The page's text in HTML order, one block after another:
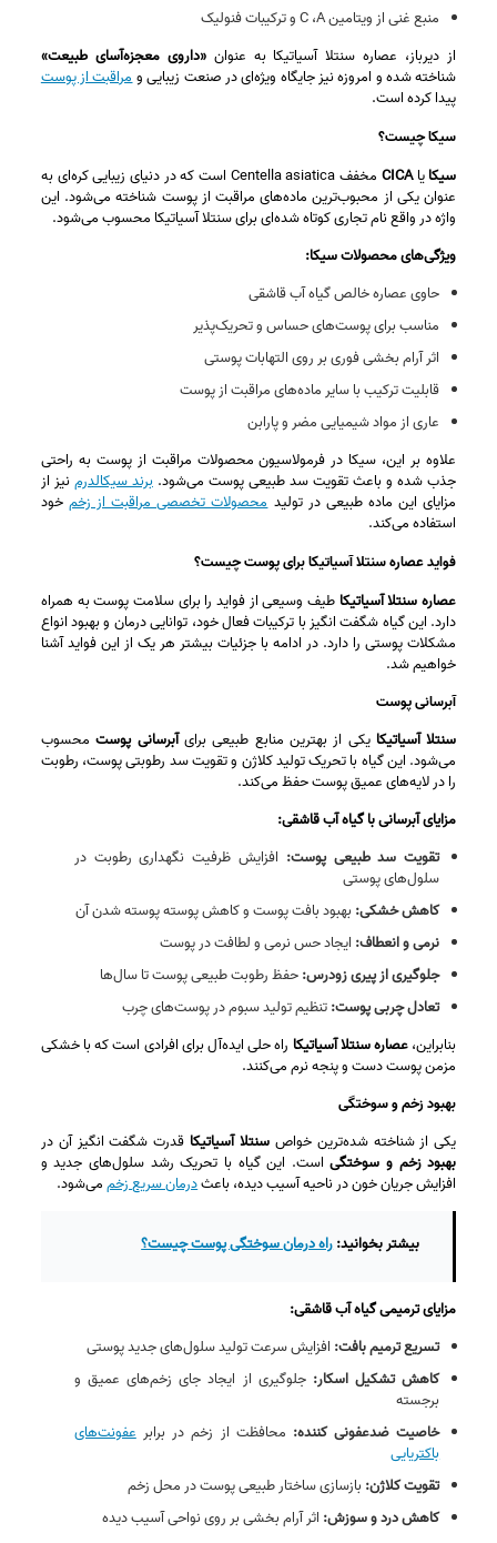
منبع غنی از ویتامین C ،A و ترکیبات فنولیک
از دیرباز، عصاره سنتلا آسیاتیکا به عنوان«داروی معجزه‌آسای طبیعت»
شناخته شده و امروزه نیز جایگاه ویژه‌ای در صنعت زیبایی ومراقبت از پوست
پیدا کرده است.
سیکا چیست؟
سیکایاCICA
مخفف Centella asiatica است که در دنیای زیبایی کره‌ای به
عنوان یکی از محبوب‌ترین ماده‌های مراقبت از پوست شناخته می‌شود. این
واژه در واقع نام تجاری کوتاه‌ شده‌ای برای سنتلا آسیاتیکا محسوب می‌شود.
ویژگی‌های محصولات سیکا:
حاوی عصاره خالص گیاه آب قاشقی
مناسب برای پوست‌های حساس و تحریک‌پذیر
اثر آرام‌ بخشی فوری بر روی التهابات پوستی
قابلیت ترکیب با سایر ماده‌های مراقبت از پوست
عاری از مواد شیمیایی مضر و پارابن
علاوه بر این، سیکا در فرمولاسیون محصولات مراقبت از پوست به راحتی
جذب شده و باعث تقویت سد طبیعی پوست می‌شود.برند سیکالدرمنیز از
مزایای این ماده طبیعی در تولیدمحصولات تخصصی مراقبت از زخم خود
استفاده می‌کند.
فواید عصاره سنتلا آسیاتیکا برای پوست چیست؟
عصاره سنتلا آسیاتیکا طیف وسیعی از فواید را برای سلامت پوست به همراه
دارد. این گیاه شگفت‌ انگیز با ترکیبات فعال خود، توانایی درمان و بهبود انواع
مشکلات پوستی را دارد. در ادامه با جزئیات بیشتر هر یک از این فواید آشنا
خواهیم شد.
آبرسانی پوست
سنتلا آسیاتیکا یکی از بهترین منابع طبیعی برایآبرسانی پوستمحسوب
می‌شود. این گیاه با تحریک تولید کلاژن و تقویت سد رطوبتی پوست، رطوبت
را در لایه‌های عمیق پوست حفظ می‌کند.
مزایای آبرسانی با گیاه آب قاشقی:
تقویت سد طبیعی پوست: افزایش ظرفیت نگهداری رطوبت در
سلول‌های پوستی
کاهش خشکی: بهبود بافت پوست و کاهش پوسته‌ پوسته شدن آن
نرمی و انعطاف: ایجاد حس نرمی و لطافت در پوست
جلوگیری از پیری زودرس:حفظ رطوبت طبیعی پوست تا سال‌ها
تعادل چربی پوست:تنظیم تولید سبوم در پوست‌های چرب
بنابراین،عصاره سنتلا آسیاتیکا راه حلی ایده‌آل برای افرادی است که با خشکی
مزمن پوست دست و پنجه نرم می‌کنند.
بهبود زخم و سوختگی
یکی از شناخته‌ شده‌ترین خواصسنتلا آسیاتیکا قدرت شگفت‌ انگیز آن در
بهبود زخم و سوختگیاست. این گیاه با تحریک رشد سلول‌های جدید و
افزایش جریان خون در ناحیه آسیب‌ دیده، باعثدرمان سریع زخممی‌شود.
بیشتر بخوانید:راه درمان سوختگی پوست چیست؟
مزایای ترمیمی گیاه آب قاشقی:
تسریع ترمیم بافت: افزایش سرعت تولید سلول‌های جدید پوستی
کاهش تشکیل اسکار: جلوگیری از ایجاد جای زخم‌های عمیق و
برجسته
خاصیت ضدعفونی‌ کننده: محافظت از زخم در برابرعفونت‌های
باکتریایی
تقویت کلاژن: بازسازی ساختار طبیعی پوست در محل زخم
کاهش درد و سوزش: اثر آرام‌ بخشی بر روی نواحی آسیب‌ دیده